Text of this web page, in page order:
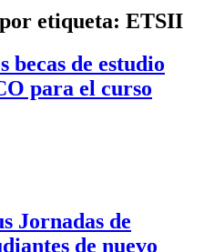
etiqueta: ETSII
becas de estudio
para el curso
Jornadas de
de nuevo